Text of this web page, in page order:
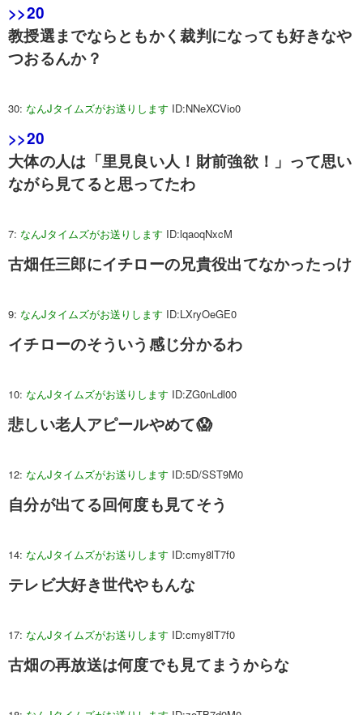
>>20
教授選までならともかく裁判になっても好きなや
つおるんか？
30: なんJタイムズがお送りします ID:NNeXCVio0
>>20
大体の人は「里見良い人！財前強欲！」って思い
ながら見てると思ってたわ
7: なんJタイムズがお送りします ID:lqaoqNxcM
古畑任三郎にイチローの兄貴役出てなかったっけ
9: なんJタイムズがお送りします ID:LXryOeGE0
イチローのそういう感じ分かるわ
10: なんJタイムズがお送りします ID:ZG0nLdl00
悲しい老人アピールやめて😱
12: なんJタイムズがお送りします ID:5D/SST9M0
自分が出てる回何度も見てそう
14: なんJタイムズがお送りします ID:cmy8lT7f0
テレビ大好き世代やもんな
17: なんJタイムズがお送りします ID:cmy8lT7f0
古畑の再放送は何度でも見てまうからな